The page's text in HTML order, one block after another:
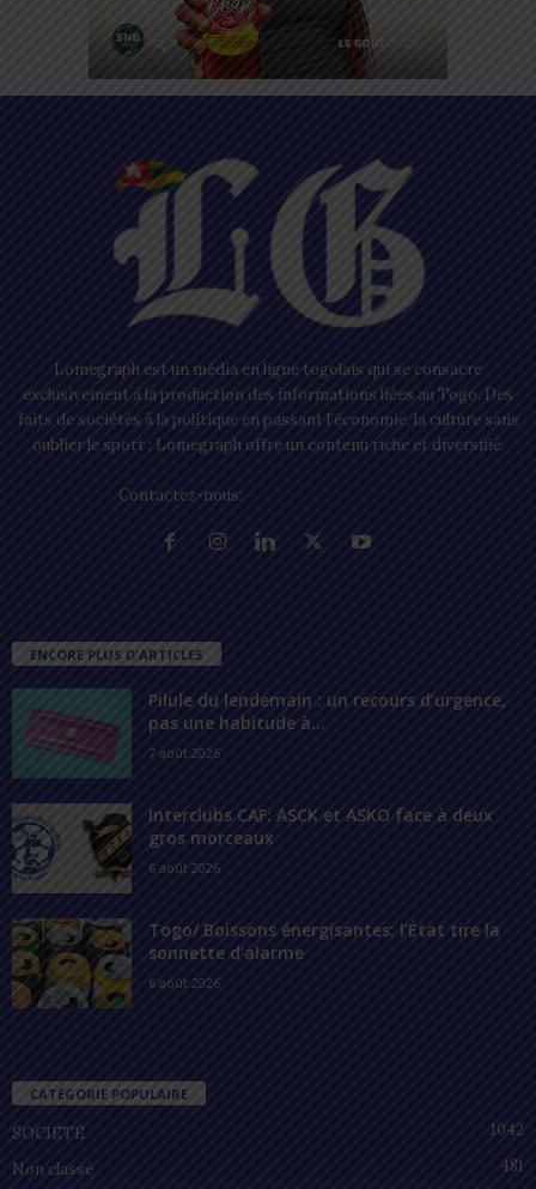
Lomegraph est un média en ligne togolais qui se consacre
exclusivement à la production des informations liées au Togo. Des
faits de sociétés à la politique en passant l’économie, la culture sans
oublier le sport ; Lomegraph offre un contenu riche et diversifié.
Contactez-nous:
ENCORE PLUS D'ARTICLES
Pilule du lendemain : un recours d’urgence,
pas une habitude à...
7 août 2026
Interclubs CAF: ASCK et ASKO face à deux
gros morceaux
6 août 2026
Togo/ Boissons énergisantes: l’État tire la
sonnette d’alarme
6 août 2026
CATÉGORIE POPULAIRE
SOCIÉTÉ
1042
Non classé
481